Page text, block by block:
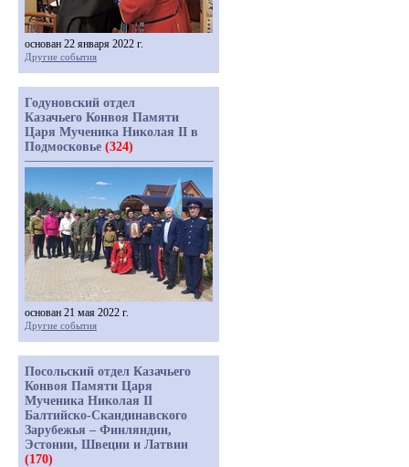
основан 22 января 2022 г.
Другие события
Годуновский отдел
Казачьего Конвоя Памяти
Царя Мученика Николая II в
Подмосковье (324)
основан 21 мая 2022 г.
Другие события
Посольский отдел Казачьего
Конвоя Памяти Царя
Мученика Николая II
Балтийско-Скандинавского
Зарубежья – Финляндии,
Эстонии, Швеции и Латвии
(170)